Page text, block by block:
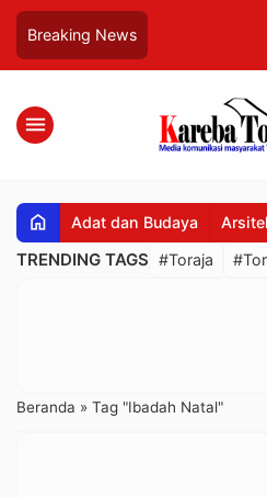
Breaking News
menu
home Adat dan Budaya
TRENDING TAGS #Toraja
Beranda » Tag "Ibadah Natal"